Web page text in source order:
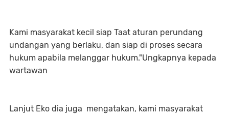
Kami masyarakat kecil siap Taat aturan perundang
undangan yang berlaku, dan siap di proses secara
hukum apabila melanggar hukum."Ungkapnya kepada
wartawan
Lanjut Eko dia juga mengatakan, kami masyarakat